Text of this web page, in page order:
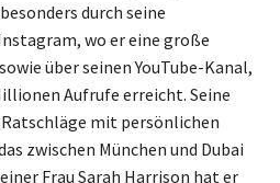
durch seine
wo er eine große
über seinen YouTube-Kanal,
Aufrufe erreicht. Seine
mit persönlichen
zwischen München und Dubai
Frau Sarah Harrison hat er